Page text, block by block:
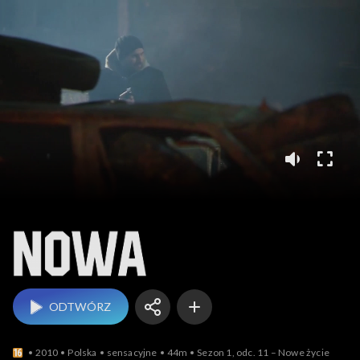
ODTWÓRZ
2010 Polska sensacyjne 44m Sezon 1, odc. 11 – Nowe życie